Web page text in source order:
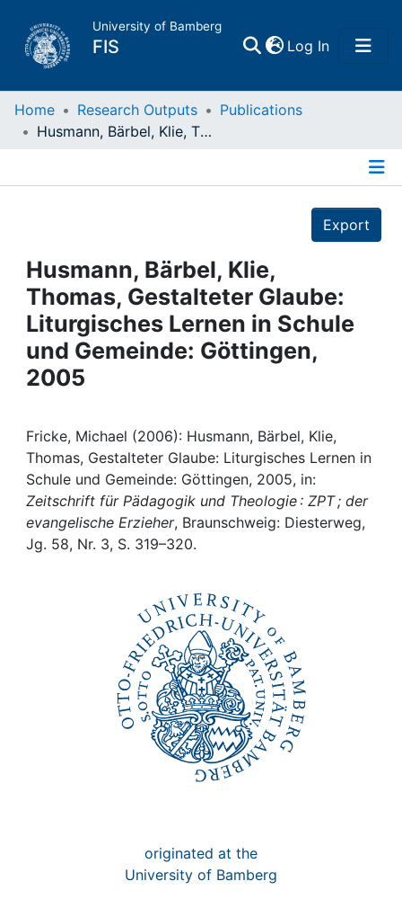
University of Bamberg
FIS Log In(current)
Home
People
Institutions
My FIS
Help
Home Research Outputs
Publications
Husmann, Bärbel, Klie, Thomas, Gestalteter Glaube: Liturgisches Lernen in Schule und Gemeinde: Göttingen, 2005
Export
Husmann, Bärbel, Klie,
Thomas, Gestalteter Glaube:
Liturgisches Lernen in Schule
und Gemeinde: Göttingen,
2005
Fricke, Michael (2006): Husmann, Bärbel, Klie,
Thomas, Gestalteter Glaube: Liturgisches Lernen in
Schule und Gemeinde: Göttingen, 2005, in:
Zeitschrift für Pädagogik und Theologie : ZPT ; der
evangelische Erzieher, Braunschweig: Diesterweg,
Jg. 58, Nr. 3, S. 319–320.
originated at the
University of Bamberg